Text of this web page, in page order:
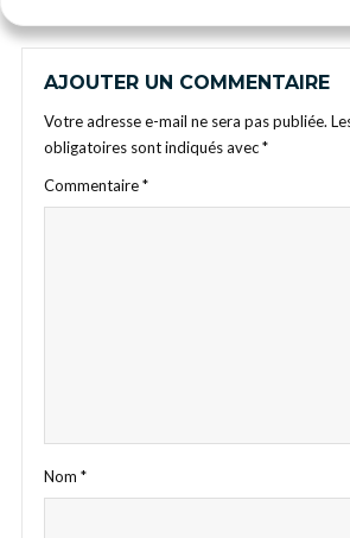
AJOUTER UN COMMENTAIRE
Votre adresse e-mail ne sera pas publiée.
obligatoires sont indiqués avec*
Commentaire*
Nom *